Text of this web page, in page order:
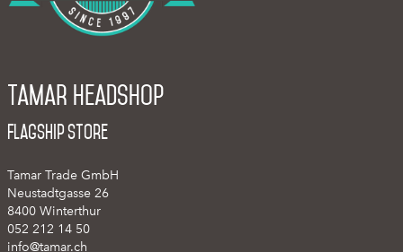
Tamar Headshop
Flagship Store
Tamar Trade GmbH
Neustadtgasse 26
8400 Winterthur
052 212 14 50
info@tamar.ch